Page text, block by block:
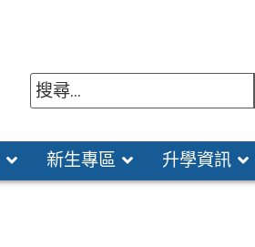
新生專區 升學資訊